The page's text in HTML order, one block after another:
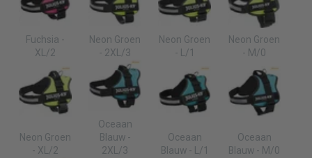
Fuchsia -
XL/2
Neon Groen
- 2XL/3
Neon Groen
- L/1
Neon Groen
- M/0
Neon Groen
- XL/2
Oceaan
Blauw -
2XL/3
Oceaan
Blauw - L/1
Oceaan
Blauw - M/0